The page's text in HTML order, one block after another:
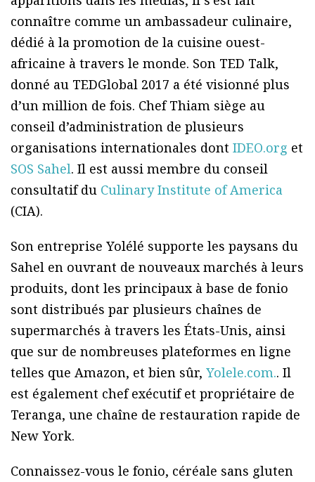
connaître comme un ambassadeur culinaire,
dédié à la promotion de la cuisine ouest-
africaine à travers le monde. Son TED Talk,
donné au TEDGlobal 2017 a été visionné plus
d’un million de fois. Chef Thiam siège au
conseil d’administration de plusieurs
organisations internationales dont IDEO.org et
SOS Sahel. Il est aussi membre du conseil
consultatif du Culinary Institute of America
(CIA).
Son entreprise Yolélé supporte les paysans du
Sahel en ouvrant de nouveaux marchés à leurs
produits, dont les principaux à base de fonio
sont distribués par plusieurs chaînes de
supermarchés à travers les États-Unis, ainsi
que sur de nombreuses plateformes en ligne
telles que Amazon, et bien sûr, Yolele.com.. Il
est également chef exécutif et propriétaire de
Teranga, une chaîne de restauration rapide de
New York.
Connaissez-vous le fonio, céréale sans gluten